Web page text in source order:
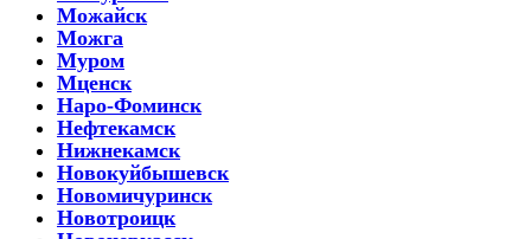
Можайск
Можга
Муром
Мценск
Наро-Фоминск
Нефтекамск
Нижнекамск
Новокуйбышевск
Новомичуринск
Новотроицк